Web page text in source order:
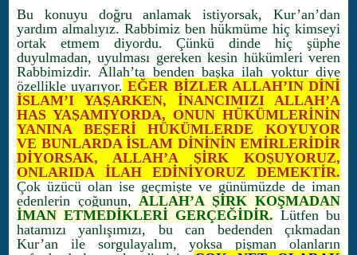
Bu konuyu doğru anlamak istiyorsak, Kur’an’dan
yardım almalıyız. Rabbimiz ben hükmüme hiç kimseyi
ortak etmem diyordu. Çünkü dinde hiç şüphe
duyulmadan, uyulması gereken kesin hükümleri veren
Rabbimizdir. Allah’ta benden başka ilah yoktur diye
özellikle uyarıyor. EĞER BİZLER ALLAH’IN DİNİ
İSLAM’I YAŞARKEN, İNANCIMIZI ALLAH’A
HAS YAŞAMIYORDA, ONUN HÜKÜMLERİNİN
YANINA BEŞERİ HÜKÜMLERDE KOYUYOR
VE BUNLARDA İSLAM DİNİNİN EMİRLERİDİR
DİYORSAK, ALLAH’A ŞİRK KOŞUYORUZ,
ONLARIDA İLAH EDİNİYORUZ DEMEKTİR.
Çok üzücü olan ise geçmişte ve günümüzde de iman
edenlerin çoğunun, ALLAH’A ŞİRK KOŞMADAN
İMAN ETMEDİKLERİ GERÇEĞİDİR. Lütfen bu
hatamızı yanlışımızı, bu can bedenden çıkmadan
Kur’an ile sorgulayalım, yoksa pişman olanların